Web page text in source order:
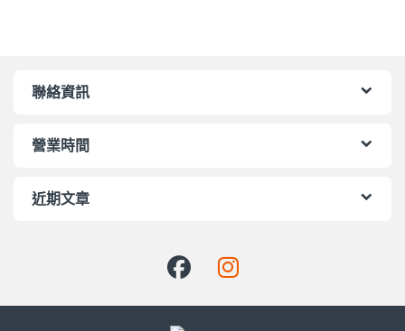
聯絡資訊
營業時間
近期文章